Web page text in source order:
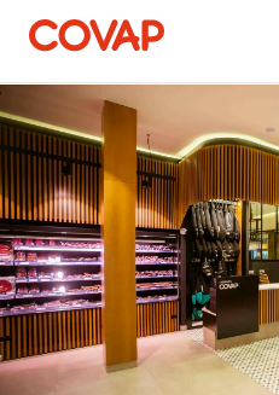
Búsquedas
sugeridas
Commerce
électronique
Qui
sommes-
nous ?